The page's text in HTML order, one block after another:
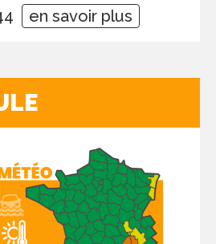
en savoir plus